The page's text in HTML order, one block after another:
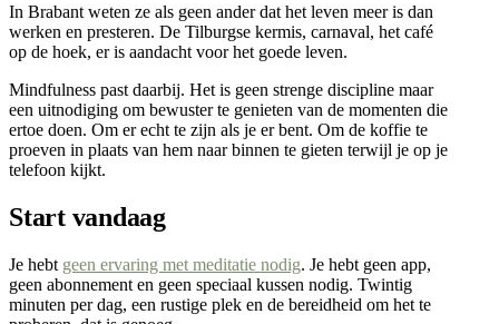
In Brabant weten ze als geen ander dat het leven meer is dan
werken en presteren. De Tilburgse kermis, carnaval, het café
op de hoek, er is aandacht voor het goede leven.
Mindfulness past daarbij. Het is geen strenge discipline maar
een uitnodiging om bewuster te genieten van de momenten die
ertoe doen. Om er echt te zijn als je er bent. Om de koffie te
proeven in plaats van hem naar binnen te gieten terwijl je op je
telefoon kijkt.
Start vandaag
Je hebt geen ervaring met meditatie nodig. Je hebt geen app,
geen abonnement en geen speciaal kussen nodig. Twintig
minuten per dag, een rustige plek en de bereidheid om het te